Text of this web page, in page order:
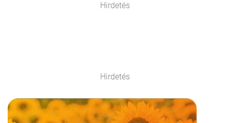
Hirdetés
Hirdetés